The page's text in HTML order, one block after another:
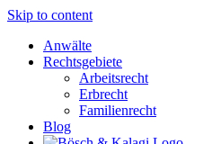
Skip to content
Anwälte
Rechtsgebiete
Arbeitsrecht
Erbrecht
Familienrecht
Blog